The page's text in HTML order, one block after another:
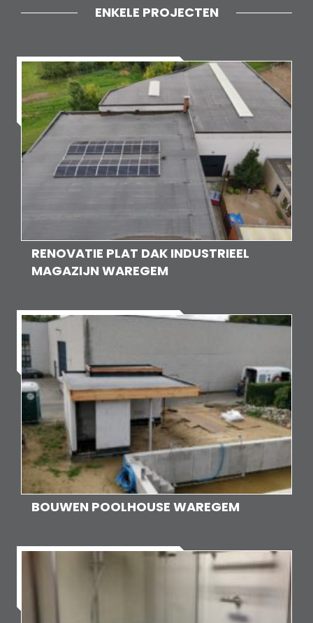
ENKELE PROJECTEN
RENOVATIE PLAT DAK INDUSTRIEEL
MAGAZIJN WAREGEM
BOUWEN POOLHOUSE WAREGEM